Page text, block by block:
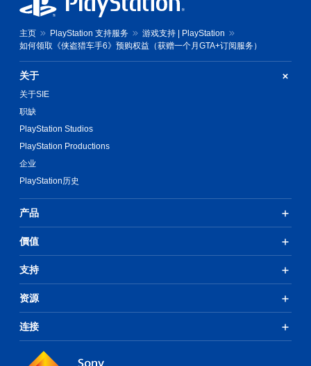
主页 PlayStation 支持服务
游戏支持 | PlayStation
如何领取《侠盗猎车手6》预购权益（获赠一个月GTA+订阅服务）
关于
关于SIE
职缺
PlayStation Studios
PlayStation Productions
企业
PlayStation历史
产品
價值
支持
资源
连接